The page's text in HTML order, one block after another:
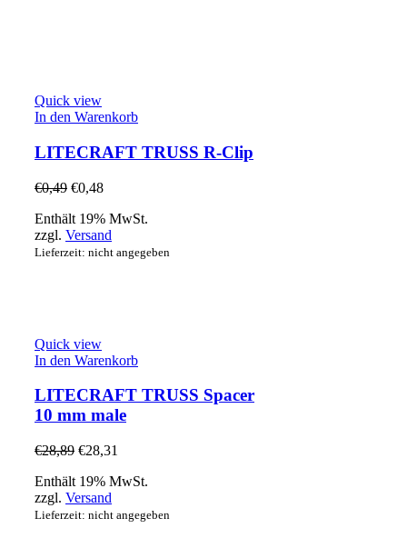
Quick view
In den Warenkorb
LITECRAFT TRUSS R-Clip
€0,49 €0,48
Enthält 19% MwSt.
zzgl. Versand
Lieferzeit: nicht angegeben
Quick view
In den Warenkorb
LITECRAFT TRUSS Spacer
10 mm male
€28,89 €28,31
Enthält 19% MwSt.
zzgl. Versand
Lieferzeit: nicht angegeben